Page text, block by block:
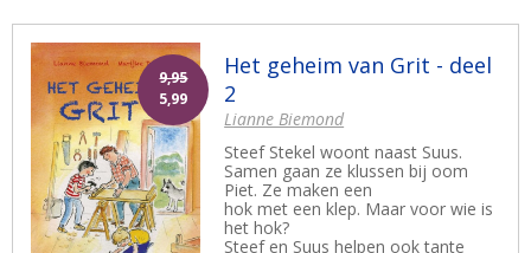
9,95
5,99
Het geheim van Grit - deel
2
Lianne Biemond
Steef Stekel woont naast Suus.
Samen gaan ze klussen bij oom
Piet. Ze maken een
hok met een klep. Maar voor wie is
het hok?
Steef en Suus helpen ook tante